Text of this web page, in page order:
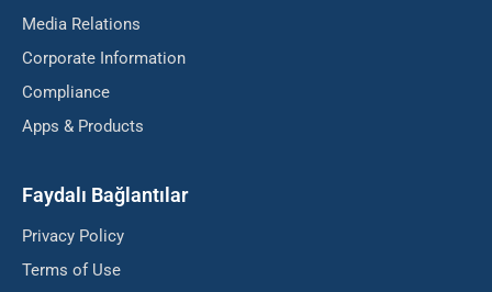
Media Relations
Corporate Information
Compliance
Apps & Products
Faydalı Bağlantılar
Privacy Policy
Terms of Use